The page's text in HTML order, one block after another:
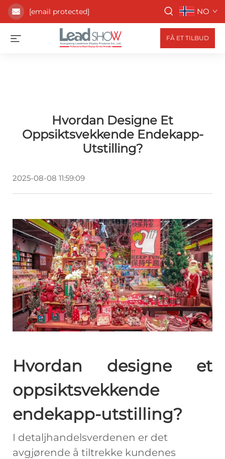
[email protected] NO
FÅ ET TILBUD
Hvordan Designe Et
Oppsiktsvekkende Endekapp-
Utstilling?
2025-08-08 11:59:09
Hvordan designe et
oppsiktsvekkende
endekapp-utstilling?
I detaljhandelsverdenen er det
avgjørende å tiltrekke kundenes